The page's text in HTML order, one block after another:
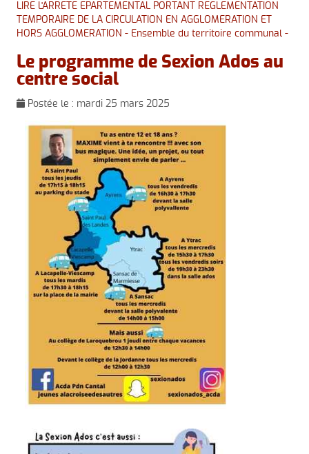
LIRE L'ARRETE EPARTEMENTAL PORTANT REGLEMENTATION
TEMPORAIRE DE LA CIRCULATION EN AGGLOMERATION ET
HORS AGGLOMERATION - Ensemble du territoire communal -
Le programme de Sexion Ados au
centre social
Postée le : mardi 25 mars 2025